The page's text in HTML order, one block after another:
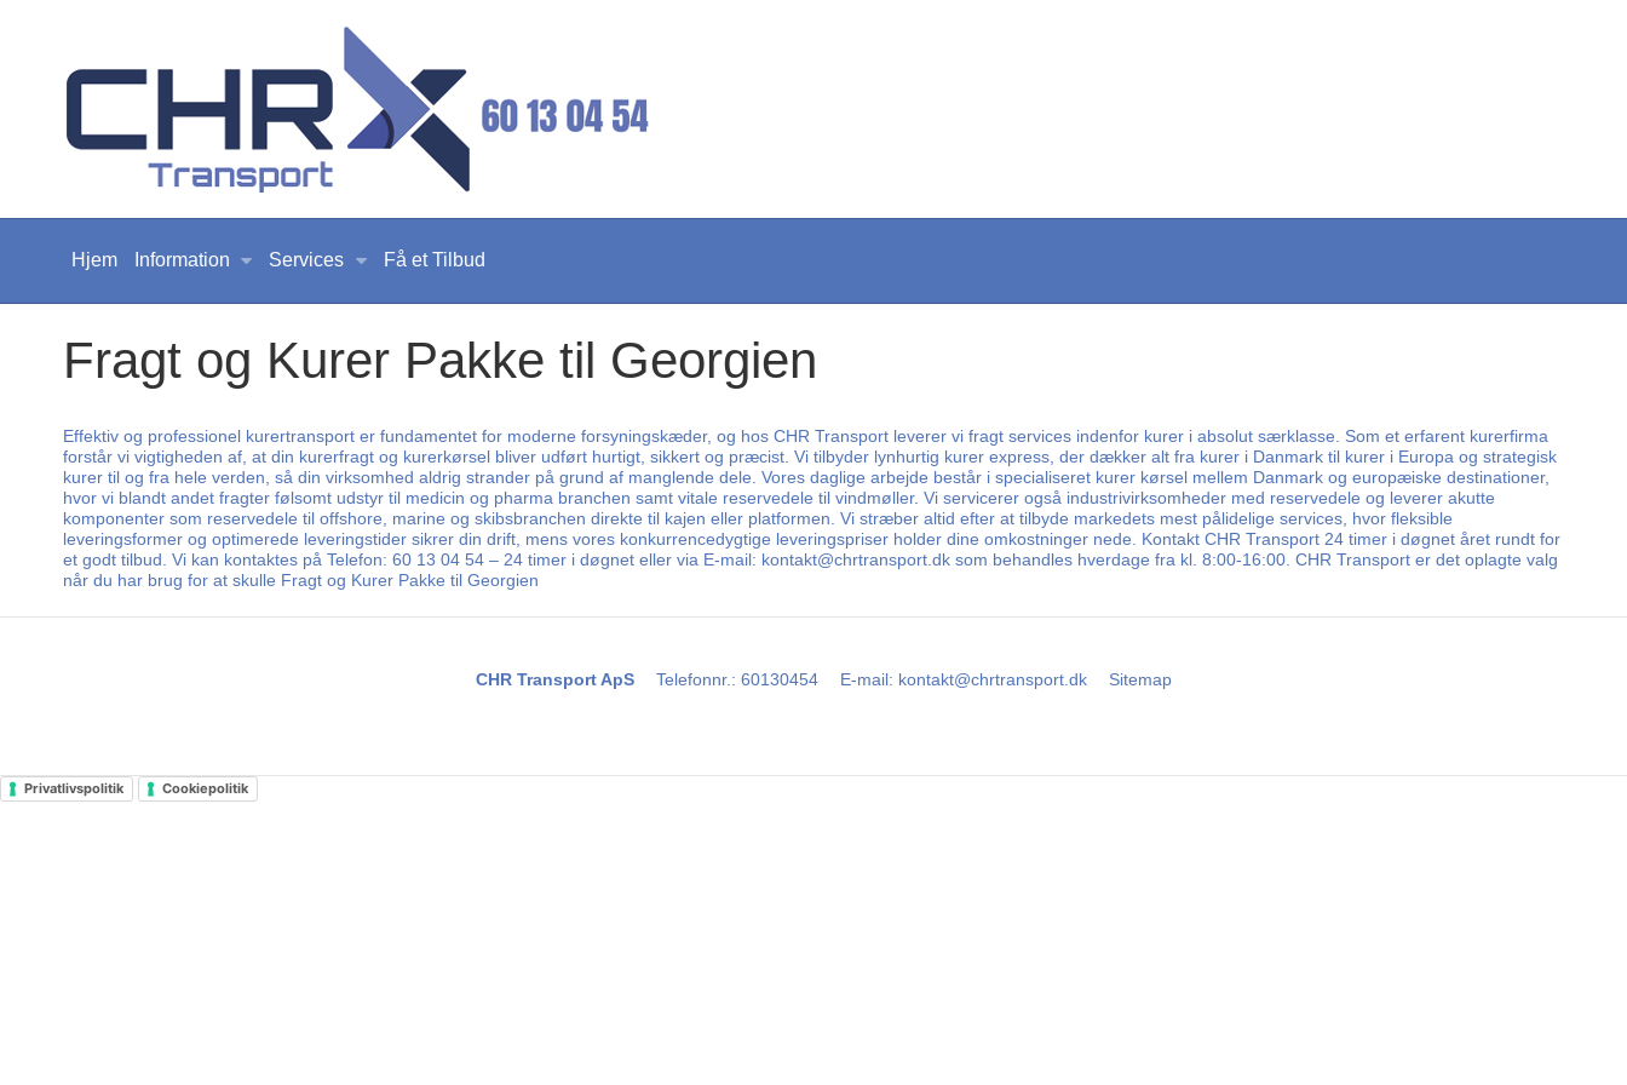
Hjem Information Services Få et Tilbud
Fragt og Kurer Pakke til Georgien
Effektiv og professionel kurertransport er fundamentet for moderne forsyningskæder, og hos CHR Transport leverer vi fragt services indenfor kurer i absolut særklasse. Som et erfarent kurerfirma
forstår vi vigtigheden af, at din kurerfragt og kurerkørsel bliver udført hurtigt, sikkert og præcist. Vi tilbyder lynhurtig kurer express, der dækker alt fra kurer i Danmark til kurer i Europa og strategisk
kurer til og fra hele verden, så din virksomhed aldrig strander på grund af manglende dele. Vores daglige arbejde består i specialiseret kurer kørsel mellem Danmark og europæiske destinationer,
hvor vi blandt andet fragter følsomt udstyr til medicin og pharma branchen samt vitale reservedele til vindmøller. Vi servicerer også industrivirksomheder med reservedele og leverer akutte
komponenter som reservedele til offshore, marine og skibsbranchen direkte til kajen eller platformen. Vi stræber altid efter at tilbyde markedets mest pålidelige services, hvor fleksible
leveringsformer og optimerede leveringstider sikrer din drift, mens vores konkurrencedygtige leveringspriser holder dine omkostninger nede. Kontakt CHR Transport 24 timer i døgnet året rundt for
et godt tilbud. Vi kan kontaktes på Telefon: 60 13 04 54 – 24 timer i døgnet eller via E-mail: kontakt@chrtransport.dk som behandles hverdage fra kl. 8:00-16:00. CHR Transport er det oplagte valg
når du har brug for at skulle Fragt og Kurer Pakke til Georgien
CHR Transport ApS Telefonnr. : 60130454 E-mail: kontakt@chrtransport.dk Sitemap
Privatlivspolitik Cookiepolitik